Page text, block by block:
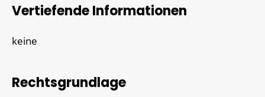
Vertiefende Informationen
keine
Rechtsgrundlage